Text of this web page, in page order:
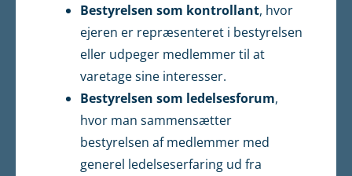
Bestyrelsen som kontrollant, hvor
ejeren er repræsenteret i bestyrelsen
eller udpeger medlem­mer til at
varetage sine interesser.
Bestyrelsen som ledelsesforum,
hvor man sammensætter
bestyrelsen af medlemmer med
gene­rel ledelseserfaring ud fra